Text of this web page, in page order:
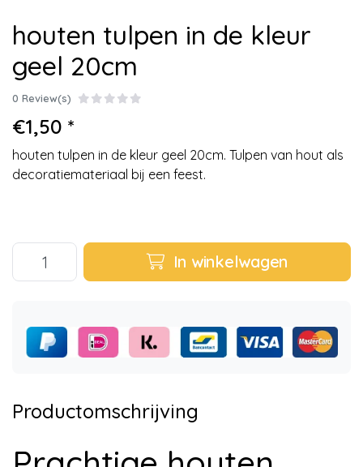
houten tulpen in de kleur
geel 20cm
0 Review(s)
€1,50 *
houten tulpen in de kleur geel 20cm. Tulpen van hout als
decoratiemateriaal bij een feest.
In winkelwagen
Productomschrijving